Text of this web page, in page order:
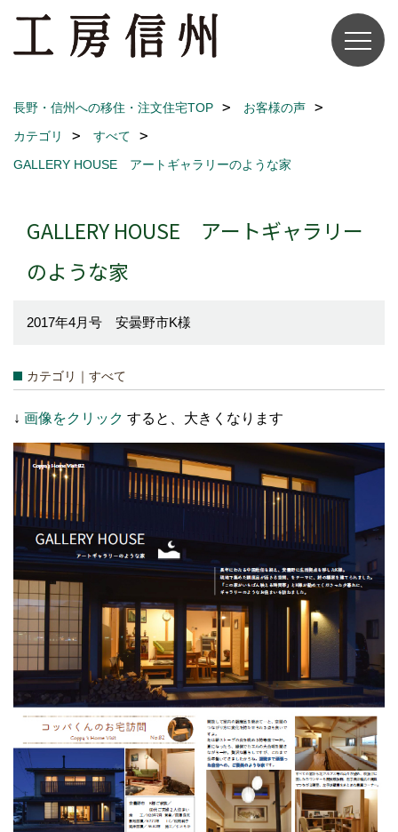
長野・信州への移住・注文住宅TOP
お客様の声
カテゴリ
すべて
GALLERY HOUSE アートギャラリーのような家
GALLERY HOUSE アートギャラリー
のような家
2017年4月号 安曇野市K様
カテゴリ｜すべて
↓ 画像をクリック すると、大きくなります